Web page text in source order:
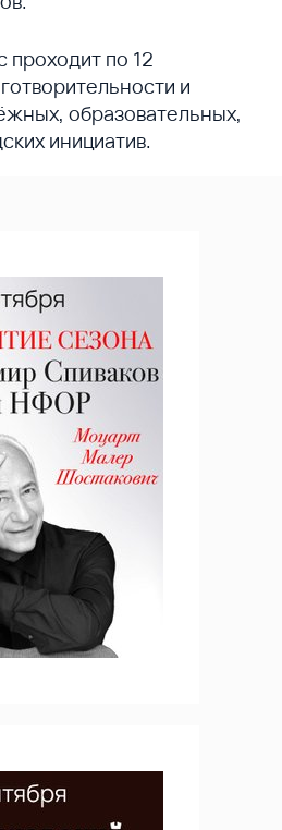
проходит по 12
и
образовательных,
инициатив.